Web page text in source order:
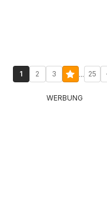
1 2 3 ... 25
WERBUNG